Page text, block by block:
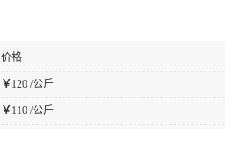
价格
￥ 120 /公斤
￥ 110 /公斤